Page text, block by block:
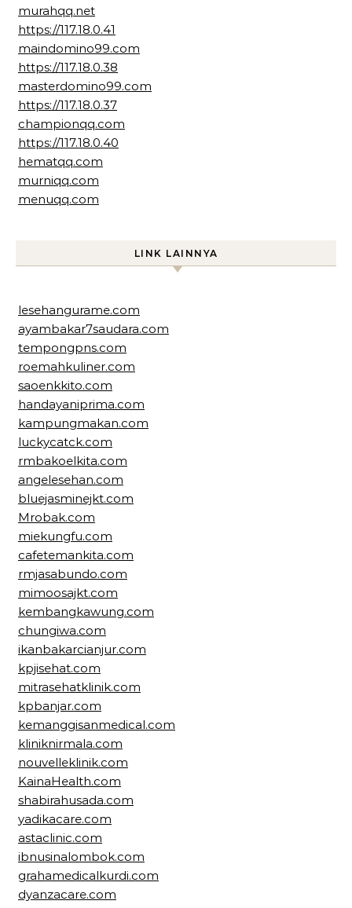
murahqq.net
https://117.18.0.41
maindomino99.com
https://117.18.0.38
masterdomino99.com
https://117.18.0.37
championqq.com
https://117.18.0.40
hematqq.com
murniqq.com
menuqq.com
LINK LAINNYA
lesehangurame.com
ayambakar7saudara.com
tempongpns.com
roemahkuliner.com
saoenkkito.com
handayaniprima.com
kampungmakan.com
luckycatck.com
rmbakoelkita.com
angelesehan.com
bluejasminejkt.com
Mrobak.com
miekungfu.com
cafetemankita.com
rmjasabundo.com
mimoosajkt.com
kembangkawung.com
chungiwa.com
ikanbakarcianjur.com
kpjisehat.com
mitrasehatklinik.com
kpbanjar.com
kemanggisanmedical.com
kliniknirmala.com
nouvelleklinik.com
KainaHealth.com
shabirahusada.com
yadikacare.com
astaclinic.com
ibnusinalombok.com
grahamedicalkurdi.com
dyanzacare.com